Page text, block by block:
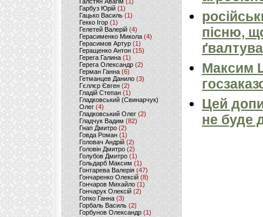
Гарбуз Юрій (1)
Гацько Василь (1)
Гекко Ігор(1)
Гелетей Валерій (4)
Герасименко Микола (4)
Герасимов Артур (1)
Геращенко Антон(15)
Герега Галина (1)
Герега Олександр (2)
Герман Ганна (6)
Гетманцев Данило (3)
Гєллєр Євген (2)
Гладій Степан(1)
Гладковський (Свинарчук)
Олег (4)
Гладковський Олег (2)
Гладчук Вадим (82)
Гнап Дмитро (2)
Говда Роман(1)
Головач Андрій (2)
Головін Дмитро (2)
Голубов Дмитро (1)
Гольдарб Максим(1)
Гонтарева Валерія (47)
Гончаренко Олексій(8)
Гончаров Михайло (1)
Гончарук Олексій (2)
Гопко Ганна (3)
Горбаль Василь (2)
Горбунов Олександр (1)
пісню,
Максим
Цей
не буде